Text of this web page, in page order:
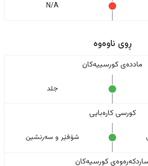
N/A
ڕوی ناوەوە
ماددەی کورسییەکان
جلد
کورسی کارەبایی
شۆفێر و سەرنشین
کورسیەکان